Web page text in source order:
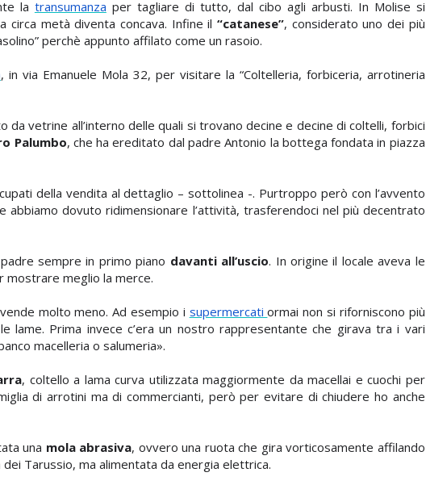
la transumanza per tagliare di tutto, dal cibo agli arbusti. In Molise si
circa metà diventa concava. Infine il “catanese”, considerato uno dei più
perchè appunto affilato come un rasoio.
, in via Emanuele Mola 32, per visitare la “Coltelleria, forbiceria, arrotineria
vetrine all’interno delle quali si trovano decine e decine di coltelli, forbici
Palumbo, che ha ereditato dal padre Antonio la bottega fondata in piazza
della vendita al dettaglio – sottolinea -. Purtroppo però con l’avvento
e abbiamo dovuto ridimensionare l’attività, trasferendoci nel più decentrato
sempre in primo piano davanti all’uscio. In origine il locale aveva le
meglio la merce.
molto meno. Ad esempio i supermercatiormai non si riforniscono più
Prima invece c’era un nostro rappresentante che girava tra i vari
macelleria o salumeria».
, coltello a lama curva utilizzata maggiormente da macellai e cuochi per
di arrotini ma di commercianti, però per evitare di chiudere ho anche
una mola abrasiva, ovvero una ruota che gira vorticosamente affilando
Tarussio, ma alimentata da energia elettrica.